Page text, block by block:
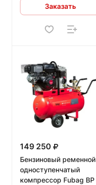
Заказать
149 250
Бензиновый ременной
одноступенчатый
компрессор Fubag BP